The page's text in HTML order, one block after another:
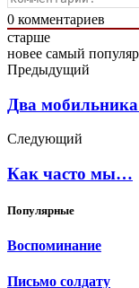
0 комментариев
старше
новее самый
Предыдущий
Два
Следующий
Как часто мы…
Популярные
Воспоминание
Письмо солдату